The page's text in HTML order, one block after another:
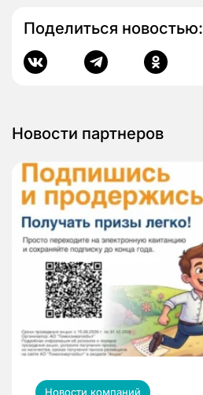
Поделиться новостью:
Новости партнеров
Новости компаний